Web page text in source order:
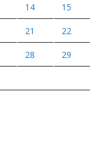
14 15
21 22
28 29